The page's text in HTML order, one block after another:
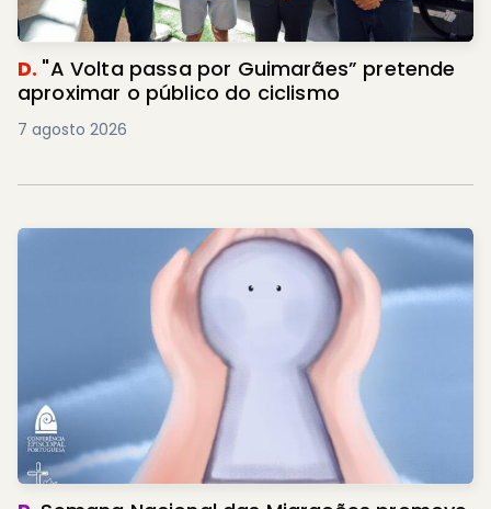
D. "A Volta passa por Guimarães” pretende
aproximar o público do ciclismo
7 agosto 2026